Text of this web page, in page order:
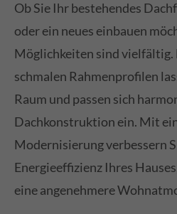
Ob Sie Ihr bestehendes
oder ein neues einbauen
Möglichkeiten sind
schmalen Rahmenprofilen
Raum und passen sich
Dachkonstruktion ein. Mit
Modernisierung verbessern
Energieeffizienz Ihres
eine angenehmere